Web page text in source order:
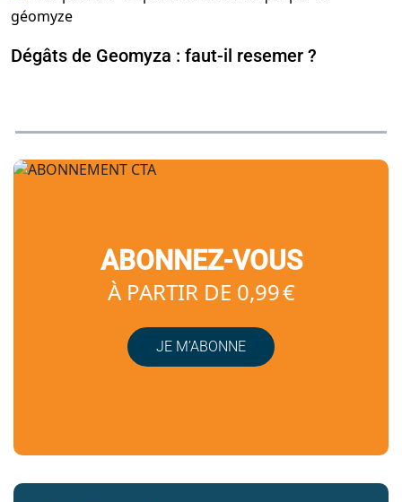
Dégâts de Geomyza : faut-il resemer ?
ABONNEZ-VOUS
À PARTIR DE 0,99 €
JE M’ABONNE